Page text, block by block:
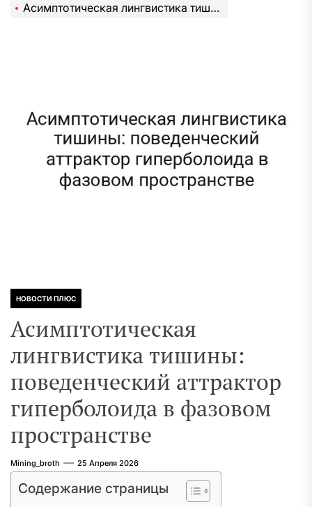
Асимптотическая лингвистика тишины: поведенческий аттрактор гиперболоида в фазовом пространстве
НОВОСТИ ПЛЮС
Асимптотическая
лингвистика тишины:
поведенческий аттрактор
гиперболоида в фазовом
пространстве
Mining_broth 25 Апреля 2026
Содержание страницы